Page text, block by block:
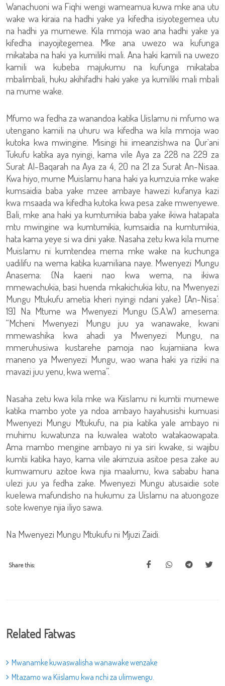
Wanachuoni wa Fiqhi wengi wameamua kuwa mke ana utu
wake wa kiraia na hadhi yake ya kifedha isiyotegemea utu
na hadhi ya mumewe. Kila mmoja wao ana hadhi yake ya
kifedha inayojitegemea. Mke ana uwezo wa kufunga
mikataba na haki ya kumiliki mali. Ana haki kamili na uwezo
kamili wa kubeba majukumu na kufunga mikataba
mbalimbali, huku akihifadhi haki yake ya kumiliki mali mbali
na mume wake.
Mfumo wa fedha za wanandoa katika Uislamu ni mfumo wa
utengano kamili na uhuru wa kifedha wa kila mmoja wao
kutoka kwa mwingine. Misingi hii imeanzishwa na Qur`ani
Tukufu katika aya nyingi, kama vile Aya za 228 na 229 za
Surat Al-Baqarah na Aya za 4, 20 na 21 za Surat An-Nisaa.
Kwa hiyo, mume Muislamu hana haki ya kumzuia mke wake
kumsaidia baba yake mzee ambaye hawezi kufanya kazi
kwa msaada wa kifedha kutoka kwa pesa zake mwenyewe.
Bali, mke ana haki ya kumtumikia baba yake ikiwa hatapata
mtu mwingine wa kumtumikia, kumsaidia na kumtumikia,
hata kama yeye si wa dini yake. Nasaha zetu kwa kila mume
Muislamu ni kumtendea mema mke wake na kuchunga
uadilifu na wema katika kuamiliana naye. Mwenyezi Mungu
Anasema: {Na kaeni nao kwa wema, na ikiwa
mmewachukia, basi huenda mkakichukia kitu, na Mwenyezi
Mungu Mtukufu ametia kheri nyingi ndani yake} [An-Nisa’:
19] Na Mtume wa Mwenyezi Mungu (S.A.W) amesema:
“Mcheni Mwenyezi Mungu juu ya wanawake, kwani
mmewashika kwa ahadi ya Mwenyezi Mungu, na
mmeruhusiwa kustarehe pamoja nao kujamiiana kwa
maneno ya Mwenyezi Mungu, wao wana haki ya riziki na
mavazi juu yenu, kwa wema”.
Nasaha zetu kwa kila mke wa Kiislamu ni kumtii mumewe
katika mambo yote ya ndoa ambayo hayahusishi kumuasi
Mwenyezi Mungu Mtukufu, na pia katika yale ambayo ni
muhimu kuwatunza na kuwalea watoto watakaowapata.
Ama mambo mengine ambayo ni ya siri kwake, si wajibu
kumtii katika hayo, kama vile akimzuia asitoe pesa zake au
kumwamuru azitoe kwa njia maalumu, kwa sababu hana
ulezi juu ya fedha zake. Mwenyezi Mungu atusaidie sote
kuelewa mafundisho na hukumu za Uislamu na atuongoze
sote kwenye njia iliyo sawa.
Na Mwenyezi Mungu Mtukufu ni Mjuzi Zaidi.
Share this:
Related Fatwas
Mwanamke kuwaswalisha wanawake wenzake
Mtazamo wa Kiislamu kwa nchi za ulimwengu.